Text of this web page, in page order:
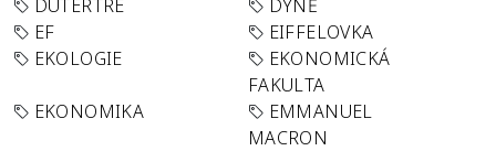
DUTERTRE
DÝNĚ
EF
EIFFELOVKA
EKOLOGIE
EKONOMICKÁ
FAKULTA
EKONOMIKA
EMMANUEL
MACRON